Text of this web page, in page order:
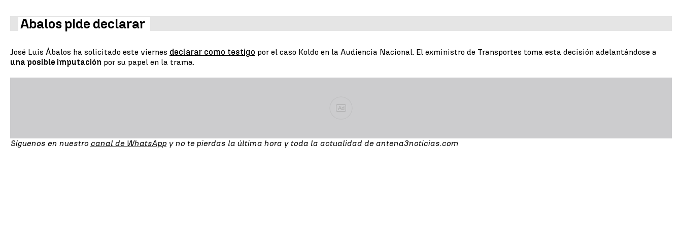
Abalos pide declarar
José Luis Ábalos ha solicitado este viernes declarar como testigo por el caso Koldo en la Audiencia Nacional. El exministro de Transportes toma esta decisión adelantándose a
una posible imputación por su papel en la trama.
Ad
Síguenos en nuestro canal de WhatsApp y no te pierdas la última hora y toda la actualidad de antena3noticias.com